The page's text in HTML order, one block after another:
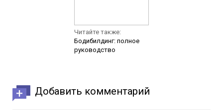
Читайте также:
Бодибилдинг: полное
руководство
Добавить комментарий